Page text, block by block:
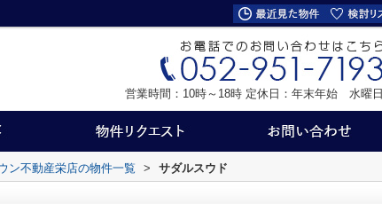
営業時間：10時～18時 定休日：年末年始 水曜日
ン不動産栄店の物件一覧 > サダルスウド